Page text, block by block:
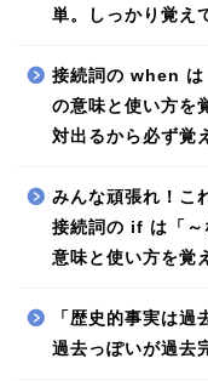
単。しっかり覚え
接続詞の when は
の意味と使い方を
対出るから必ず覚
みんな頑張れ！こ
接続詞の if は「～
意味と使い方を覚
「歴史的事実は
過去っぽいが過去